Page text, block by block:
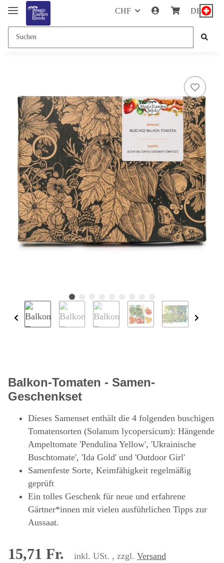
CHF DE
Balkon-Tomaten - Samen-
Geschenkset
Dieses Samenset enthält die 4 folgenden buschigen
Tomatensorten (Solanum lycopersicum): Hängende
Ampeltomate 'Pendulina Yellow', 'Ukrainische
Buschtomate', 'Ida Gold' und 'Outdoor Girl'
Samenfeste Sorte, Keimfähigkeit regelmäßig
geprüft
Ein tolles Geschenk für neue und erfahrene
Gärtner*innen mit vielen ausführlichen Tipps zur
Aussaat.
15,71 Fr. inkl. USt. , zzgl. Versand